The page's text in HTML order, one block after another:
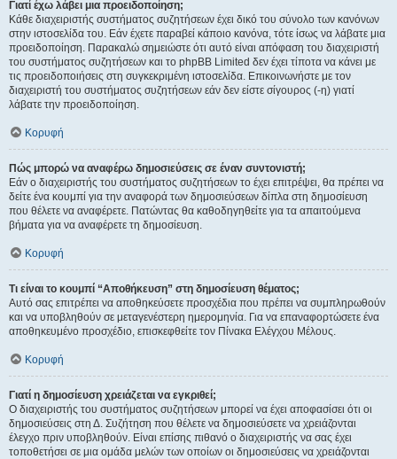
Γιατί έχω λάβει μια προειδοποίηση;
Κάθε διαχειριστής συστήματος συζητήσεων έχει δικό του σύνολο των κανόνων
στην ιστοσελίδα του. Εάν έχετε παραβεί κάποιο κανόνα, τότε ίσως να λάβατε μια
προειδοποίηση. Παρακαλώ σημειώστε ότι αυτό είναι απόφαση του διαχειριστή
του συστήματος συζητήσεων και το phpBB Limited δεν έχει τίποτα να κάνει με
τις προειδοποιήσεις στη συγκεκριμένη ιστοσελίδα. Επικοινωνήστε με τον
διαχειριστή του συστήματος συζητήσεων εάν δεν είστε σίγουρος (-η) γιατί
λάβατε την προειδοποίηση.
Κορυφή
Πώς μπορώ να αναφέρω δημοσιεύσεις σε έναν συντονιστή;
Εάν ο διαχειριστής του συστήματος συζητήσεων το έχει επιτρέψει, θα πρέπει να
δείτε ένα κουμπί για την αναφορά των δημοσιεύσεων δίπλα στη δημοσίευση
που θέλετε να αναφέρετε. Πατώντας θα καθοδηγηθείτε για τα απαιτούμενα
βήματα για να αναφέρετε τη δημοσίευση.
Κορυφή
Τι είναι το κουμπί “Αποθήκευση” στη δημοσίευση θέματος;
Αυτό σας επιτρέπει να αποθηκεύσετε προσχέδια που πρέπει να συμπληρωθούν
και να υποβληθούν σε μεταγενέστερη ημερομηνία. Για να επαναφορτώσετε ένα
αποθηκευμένο προσχέδιο, επισκεφθείτε τον Πίνακα Ελέγχου Μέλους.
Κορυφή
Γιατί η δημοσίευση χρειάζεται να εγκριθεί;
Ο διαχειριστής του συστήματος συζητήσεων μπορεί να έχει αποφασίσει ότι οι
δημοσιεύσεις στη Δ. Συζήτηση που θέλετε να δημοσιεύσετε να χρειάζονται
έλεγχο πριν υποβληθούν. Είναι επίσης πιθανό ο διαχειριστής να σας έχει
τοποθετήσει σε μια ομάδα μελών των οποίων οι δημοσιεύσεις να χρειάζονται